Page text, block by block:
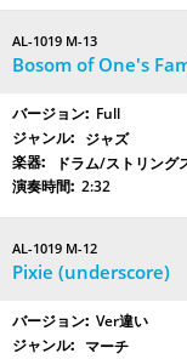
AL-1019 M-13
Bosom of One's
Full
ジャズ
ドラム/ストリン
2:32
AL-1019 M-12
Pixie (underscore)
Ver違い
マーチ